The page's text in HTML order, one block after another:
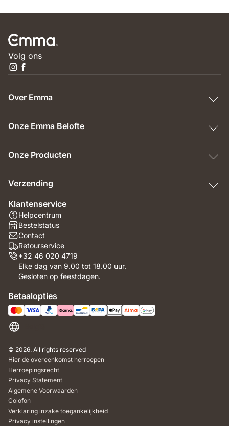
Volg ons
Over Emma
Onze Emma Belofte
Onze Producten
Verzending
Klantenservice
Helpcentrum
Bestelstatus
Contact
Retourservice
+32 46 020 4719
Elke dag van 9.00 tot 18.00 uur.
Gesloten op feestdagen.
Betaalopties
© 2026. All rights reserved
Hier de overeenkomst herroepen
Herroepingsrecht
Privacy Statement
Algemene Voorwaarden
Colofon
Verklaring inzake toegankelijkheid
Privacy instellingen